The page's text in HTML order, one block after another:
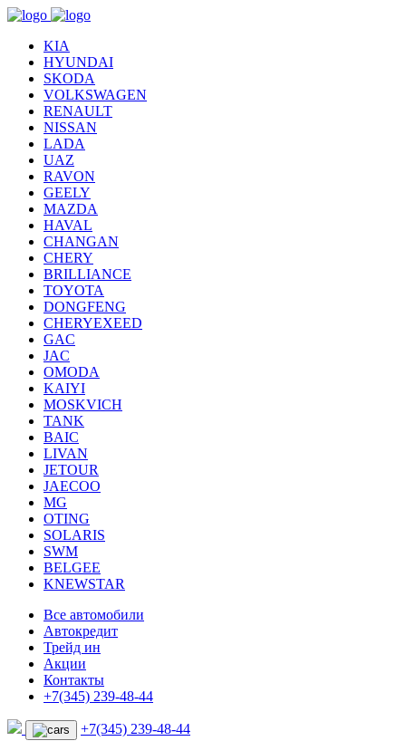
KIA
HYUNDAI
SKODA
VOLKSWAGEN
RENAULT
NISSAN
LADA
UAZ
RAVON
GEELY
MAZDA
HAVAL
CHANGAN
CHERY
BRILLIANCE
TOYOTA
DONGFENG
CHERYEXEED
GAC
JAC
OMODA
KAIYI
MOSKVICH
TANK
BAIC
LIVAN
JETOUR
JAECOO
MG
OTING
SOLARIS
SWM
BELGEE
KNEWSTAR
Все автомобили
Автокредит
Трейд ин
Акции
Контакты
+7(345) 239-48-44
+7(345) 239-48-44